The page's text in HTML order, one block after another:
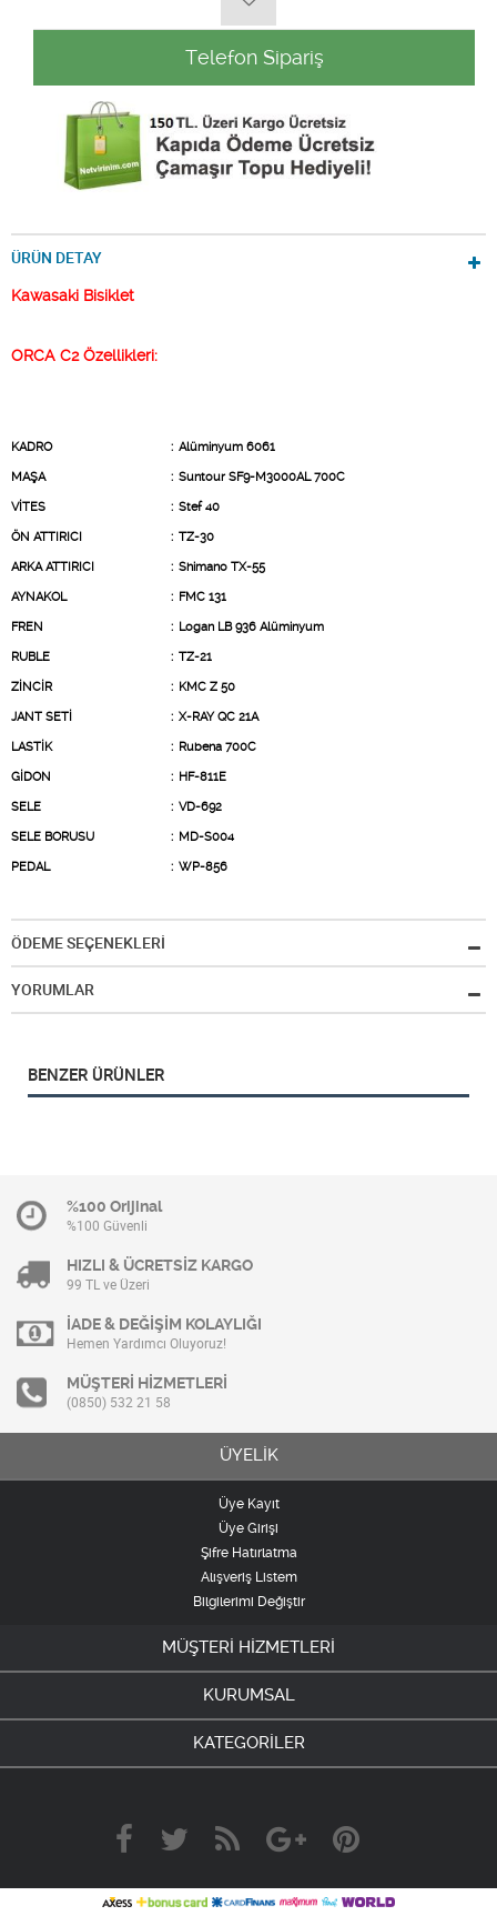
Telefon Sipariş
ÜRÜN DETAY
Kawasaki Bisiklet
ORCA C2 Özellikleri:
KADRO : Alüminyum 6061
MAŞA : Suntour SF9-M3000AL 700C
VİTES : Stef 40
ÖN ATTIRICI : TZ-30
ARKA ATTIRICI : Shimano TX-55
AYNAKOL : FMC 131
FREN : Logan LB 936 Alüminyum
RUBLE : TZ-21
ZİNCİR : KMC Z 50
JANT SETİ : X-RAY QC 21A
LASTİK : Rubena 700C
GİDON : HF-811E
SELE : VD-692
SELE BORUSU : MD-S004
PEDAL : WP-856
ÖDEME SEÇENEKLERİ
YORUMLAR
BENZER ÜRÜNLER
%100 Orijinal
%100 Güvenli
HIZLI & ÜCRETSİZ KARGO
99 TL ve Üzeri
İADE & DEĞİŞİM KOLAYLIĞI
Hemen Yardımcı Oluyoruz!
MÜŞTERİ HİZMETLERİ
(0850) 532 21 58
ÜYELİK
Üye Kayıt
Üye Girişi
Şifre Hatırlatma
Alışveriş Listem
Bilgilerimi Değiştir
MÜŞTERİ HİZMETLERİ
KURUMSAL
KATEGORİLER